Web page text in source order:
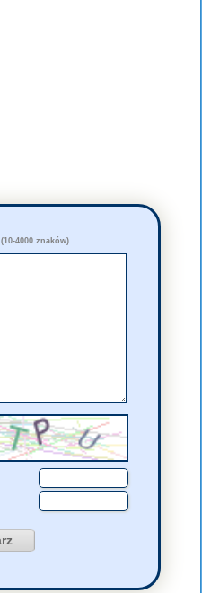
(10-4000 znaków)